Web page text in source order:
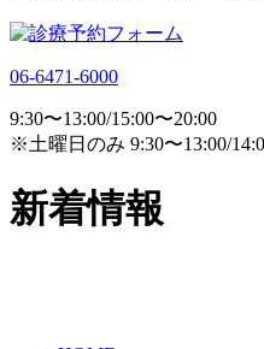
06-6471-6000
9:30〜13:00/15:00〜20:00
※土曜日のみ 9:30〜13:00/
新着情報